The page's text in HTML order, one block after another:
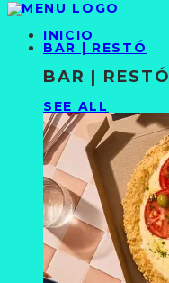
INICIO
BAR | RESTÓ
BAR | RESTÓ
SEE ALL